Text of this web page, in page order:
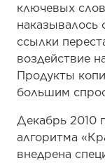
ключевых
наказывалось
ссылки
воздействие
Продукты
большим
Декабрь 2010
алгоритма
внедрена